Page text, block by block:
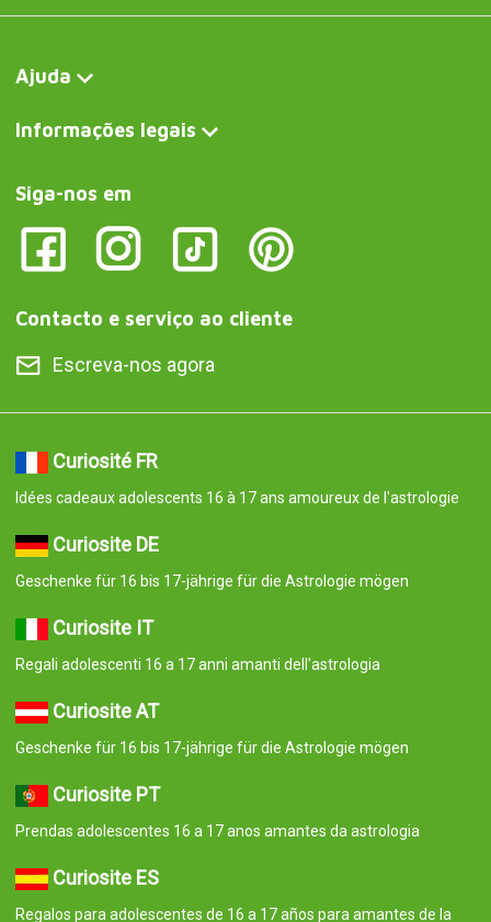
Ajuda
Informações legais
Siga-nos em
Contacto e serviço ao cliente
Escreva-nos agora
Curiosité FR
Idées cadeaux adolescents 16 à 17 ans amoureux de l'astrologie
Curiosite DE
Geschenke für 16 bis 17-jährige für die Astrologie mögen
Curiosite IT
Regali adolescenti 16 a 17 anni amanti dell'astrologia
Curiosite AT
Geschenke für 16 bis 17-jährige für die Astrologie mögen
Curiosite PT
Prendas adolescentes 16 a 17 anos amantes da astrologia
Curiosite ES
Regalos para adolescentes de 16 a 17 años para amantes de la